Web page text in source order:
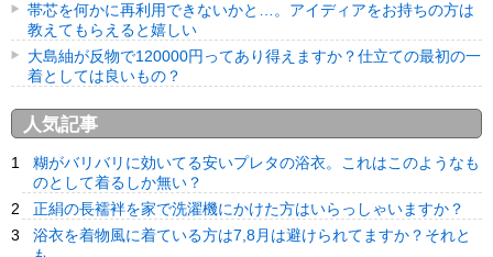
帯芯を何かに再利用できないかと…。アイディアをお持ちの方は
教えてもらえると嬉しい
大島紬が反物で120000円ってあり得えますか？仕立ての最初の一
着としては良いもの？
人気記事
糊がバリバリに効いてる安いプレタの浴衣。これはこのようなも
のとして着るしか無い？
正絹の長襦袢を家で洗濯機にかけた方はいらっしゃいますか？
浴衣を着物風に着ている方は7,8月は避けられてますか？それと